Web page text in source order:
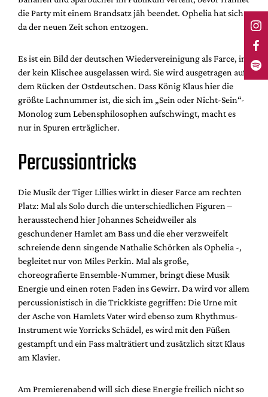
die Party mit einem Brandsatz jäh beendet. Ophelia hat sich
da der neuen Zeit schon entzogen.
Es ist ein Bild der deutschen Wiedervereinigung als Farce, in
der kein Klischee ausgelassen wird. Sie wird ausgetragen auf
dem Rücken der Ostdeutschen. Dass König Klaus hier die
größte Lachnummer ist, die sich im „Sein oder Nicht-Sein“-
Monolog zum Lebensphilosophen aufschwingt, macht es
nur in Spuren erträglicher.
Percussiontricks
Die Musik der Tiger Lillies wirkt in dieser Farce am rechten
Platz: Mal als Solo durch die unterschiedlichen Figuren –
herausstechend hier Johannes Scheidweiler als
geschundener Hamlet am Bass und die eher verzweifelt
schreiende denn singende Nathalie Schörken als Ophelia -,
begleitet nur von Miles Perkin. Mal als große,
choreografierte Ensemble-Nummer, bringt diese Musik
Energie und einen roten Faden ins Gewirr. Da wird vor allem
percussionistisch in die Trickkiste gegriffen: Die Urne mit
der Asche von Hamlets Vater wird ebenso zum Rhythmus-
Instrument wie Yorricks Schädel, es wird mit den Füßen
gestampft und ein Fass malträtiert und zusätzlich sitzt Klaus
am Klavier.
Am Premierenabend will sich diese Energie freilich nicht so